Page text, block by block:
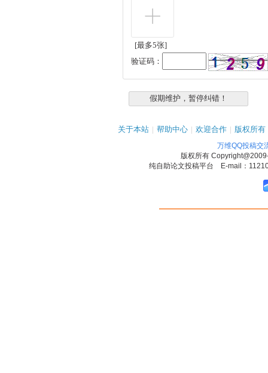
[最多5张]
验证码：
关于本站 | 帮助中心 | 欢迎合作 | 版权所有
万维QQ投稿交
版权所有
纯自助论文投稿平台 E-mail：